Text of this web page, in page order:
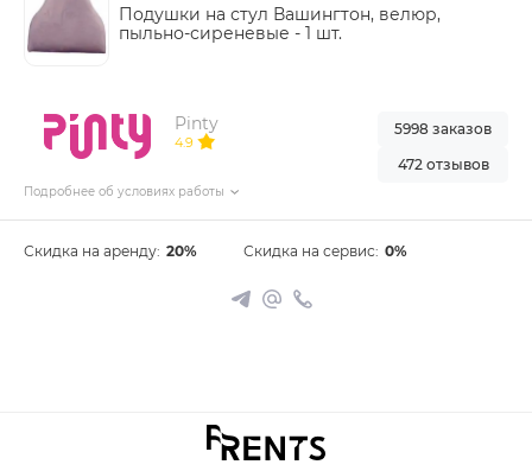
Подушки на стул Вашингтон, велюр,
пыльно-сиреневые - 1 шт.
Pinty
4.9
Подробнее об условиях работы
5998 заказов
472 отзывов
Скидка на аренду: 20% Скидка на сервис: 0%